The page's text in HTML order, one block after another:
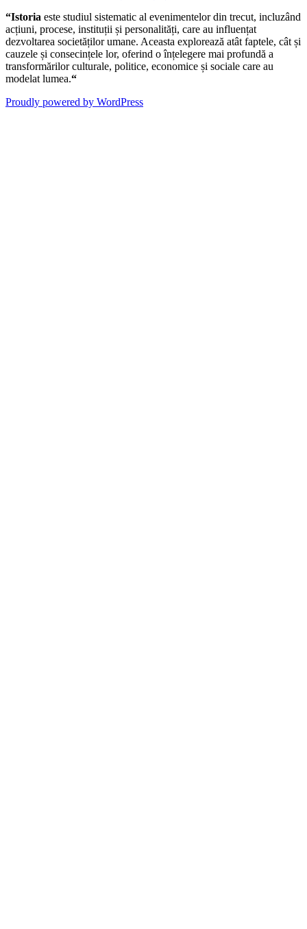
“Istoria este studiul sistematic al evenimentelor din trecut, incluzând
acțiuni, procese, instituții și personalități, care au influențat
dezvoltarea societăților umane. Aceasta explorează atât faptele, cât și
cauzele și consecințele lor, oferind o înțelegere mai profundă a
transformărilor culturale, politice, economice și sociale care au
modelat lumea.“
Proudly powered by WordPress